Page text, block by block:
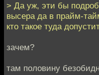
> Да уж, эти бы
высера да в прайм-
кто такое туда
зачем?
там половину